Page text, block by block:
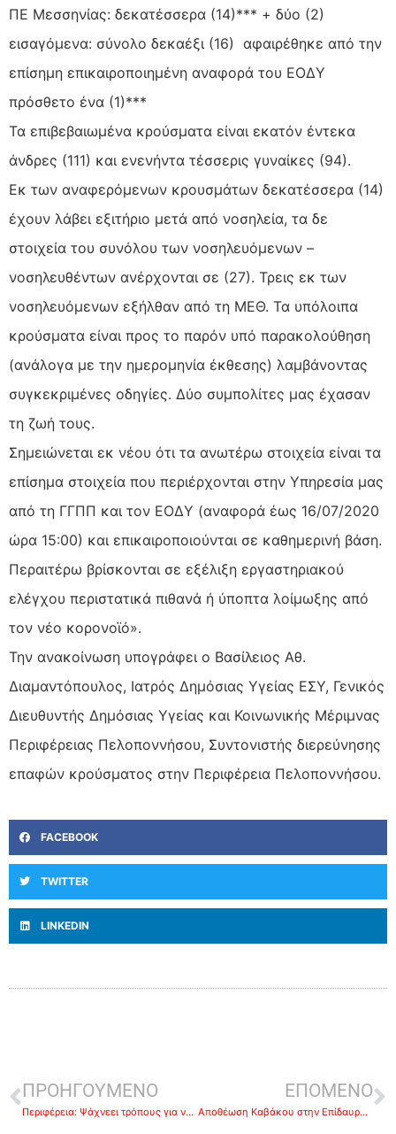
ΠΕ Μεσσηνίας: δεκατέσσερα (14)*** + δύο (2)
εισαγόμενα: σύνολο δεκαέξι (16) αφαιρέθηκε από την
επίσημη επικαιροποιημένη αναφορά του ΕΟΔΥ
πρόσθετο ένα (1)***
Τα επιβεβαιωμένα κρούσματα είναι εκατόν έντεκα
άνδρες (111) και ενενήντα τέσσερις γυναίκες (94).
Εκ των αναφερόμενων κρουσμάτων δεκατέσσερα (14)
έχουν λάβει εξιτήριο μετά από νοσηλεία, τα δε
στοιχεία του συνόλου των νοσηλευόμενων –
νοσηλευθέντων ανέρχονται σε (27). Τρεις εκ των
νοσηλευόμενων εξήλθαν από τη ΜΕΘ. Τα υπόλοιπα
κρούσματα είναι προς το παρόν υπό παρακολούθηση
(ανάλογα με την ημερομηνία έκθεσης) λαμβάνοντας
συγκεκριμένες οδηγίες. Δύο συμπολίτες μας έχασαν
τη ζωή τους.
Σημειώνεται εκ νέου ότι τα ανωτέρω στοιχεία είναι τα
επίσημα στοιχεία που περιέρχονται στην Υπηρεσία μας
από τη ΓΓΠΠ και τον ΕΟΔΥ (αναφορά έως 16/07/2020
ώρα 15:00) και επικαιροποιούνται σε καθημερινή βάση.
Περαιτέρω βρίσκονται σε εξέλιξη εργαστηριακού
ελέγχου περιστατικά πιθανά ή ύποπτα λοίμωξης από
τον νέο κορονοϊό».
Την ανακοίνωση υπογράφει ο Βασίλειος Αθ.
Διαμαντόπουλος, Ιατρός Δημόσιας Υγείας ΕΣΥ, Γενικός
Διευθυντής Δημόσιας Υγείας και Κοινωνικής Μέριμνας
Περιφέρειας Πελοποννήσου, Συντονιστής διερεύνησης
επαφών κρούσματος στην Περιφέρεια Πελοποννήσου.
FACEBOOK
TWITTER
LINKEDIN
ΠΡΟΗΓΟΥΜΕΝΟ
Περιφέρεια: Ψάχνεει τρόπους για να ξεκινήσει η ΤΕΡΝΑ την προσωρινή διαχείριση των απορριμμάτων
ΕΠΟΜΕΝΟ
Αποθέωση Καβάκου στην Επίδαυρο- Γονάτισε μπροστά στη θυμέλη-ΒΙΝΤΕΟ